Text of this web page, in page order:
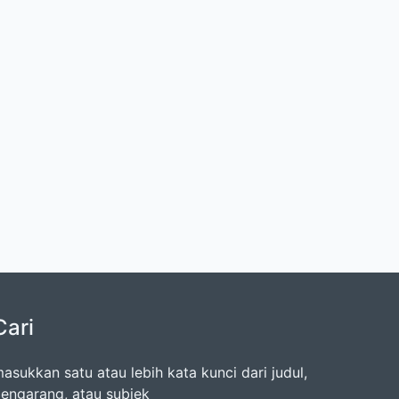
satu atau lebih kata kunci dari judul,
atau subjek